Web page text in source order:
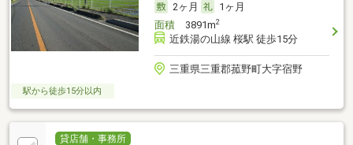
2ヶ月
1ヶ月
面積3891m2
近鉄湯の山線 桜駅 徒歩15分
三重県三重郡菰野町大字宿野
駅から徒歩15分以内
貸店舗・事務所